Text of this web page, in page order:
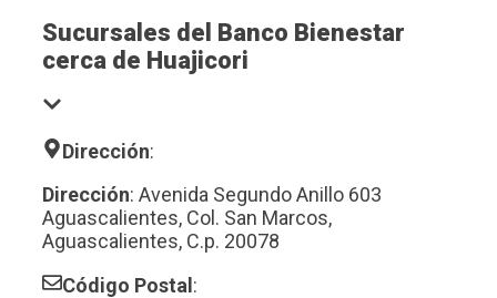
Sucursales del Banco Bienestar
cerca de Huajicori
Dirección:
Dirección: Avenida Segundo Anillo 603
Aguascalientes, Col. San Marcos,
Aguascalientes, C.p. 20078
Código Postal :